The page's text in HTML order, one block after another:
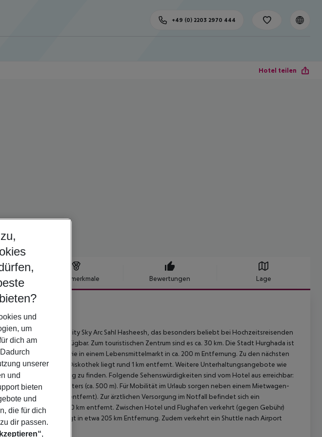
+49 (0) 2203 2970 444
Hotel teilen
Hotelmerkmale Bewertungen Lage
liegt das Hotel Serenity Sky Arc Sahl Hasheesh, das besonders beliebt bei Hochzeitsreisenden
kostenlos verfügbar. Zum touristischen Zentrum sind es ca. 30 km. Die Stadt Hurghada ist
Geschäften sowie in einem Lebensmittelmarkt in ca. 200 m Entfernung. Zu den nächsten
km. Auch die nächste Diskothek liegt rund 1 km entfernt. Weitere Unterhaltungsangebote wie
in ca. 500 m Entfernung zu finden. Folgende Sehenswürdigkeiten sind vom Hotel aus erreichbar:
7 km) und Diving Centers (ca. 500 m). Für Mobilität im Urlaub sorgen neben einem Mietwagen-
(ca. 5 km entfernt). Zur ärztlichen Versorgung im Notfall befindet sich ein
(HRG) ist ca. 20 km entfernt. Zwischen Hotel und Flughafen verkehrt (gegen Gebühr)
Flughafen (RMF) liegt in etwa 205 km Entfernung. Zudem verkehrt ein Shuttle nach Airport
und
um
dich am
unserer
und
bieten
und
die für dich
dir passen.
,